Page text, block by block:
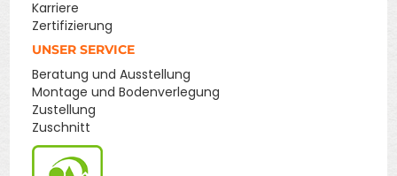
Karriere
Zertifizierung
UNSER SERVICE
Beratung und Ausstellung
Montage und Bodenverlegung
Zustellung
Zuschnitt